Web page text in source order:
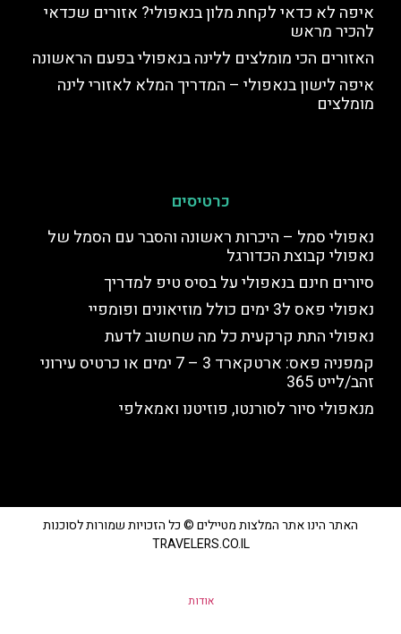
איפה לא כדאי לקחת מלון בנאפולי? אזורים שכדאי
להכיר מראש
האזורים הכי מומלצים ללינה בנאפולי בפעם הראשונה
איפה לישון בנאפולי – המדריך המלא לאזורי לינה
מומלצים
כרטיסים
נאפולי סמל – היכרות ראשונה והסבר עם הסמל של
נאפולי קבוצת הכדורגל
סיורים חינם בנאפולי על בסיס טיפ למדריך
נאפולי פאס ל3 ימים כולל מוזיאונים ופומפיי
נאפולי התת קרקעית כל מה שחשוב לדעת
קמפניה פאס: ארטקארד 3 – 7 ימים או כרטיס עירוני
זהב/לייט 365
מנאפולי סיור לסורנטו, פוזיטנו ואמאלפי
האתר הינו אתר המלצות מטיילים © כל הזכויות שמורות לסוכנות
TRAVELERS.CO.IL
אודות